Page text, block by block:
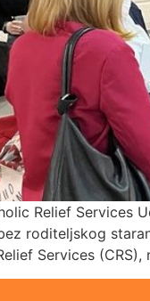
Relief Services
roditeljskog
Services